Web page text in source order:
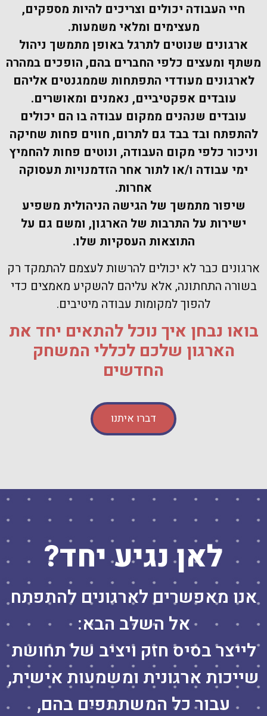
חיי העבודה יכולים וצריכים להיות מספקים,
מעצימים ומלאי משמעות.
ארגונים שנוטים לתרגל באופן מתמשך ניהול
משתף ומעצים כלפי החברים בהם, הופכים במהרה
לארגונים מעודדי התפתחות שממגנטים אליהם
עובדים אפקטיביים, נאמנים ומאושרים.
עובדים שנהנים ממקום עבודה בו הם יכולים
להתפתח ובד בבד גם לתרום, חווים פחות שחיקה
וניכור כלפי מקום העבודה, ונוטים פחות להחמיץ
ימי עבודה ו/או לתור אחר הזדמנויות תעסוקה
אחרות.
שיפור מתמשך של הגישה הניהולית משפיע
ישירות על התרבות של הארגון, ומשם גם על
התוצאות העסקיות שלו.
ארגונים כבר לא יכולים להרשות לעצמם להתמקד רק
בשורה התחתונה, אלא עליהם להשקיע מאמצים כדי
להפוך למקומות עבודה מיטיבים.
בואו נבחן איך נוכל להתאים יחד את
הארגון שלכם לכללי המשחק
החדשים
דברו איתנו
לאן נגיע יחד?
אנו מאפשרים לארגונים להתפתח
אל השלב הבא:
לייצר בסיס חזק ויציב של תחושת
שייכות ארגונית ומשמעות אישית,
עבור כל המשתתפים בהם,